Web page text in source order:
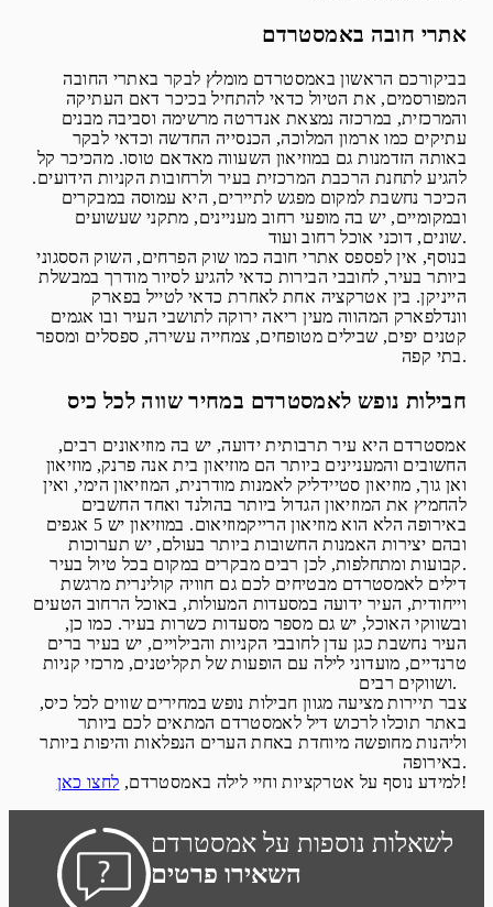
אתרי חובה באמסטרדם
בביקורכם הראשון באמסטרדם מומלץ לבקר באתרי החובה
המפורסמים, את הטיול כדאי להתחיל בכיכר דאם העתיקה
והמרכזית, במרכזה נמצאת אנדרטה מרשימה וסביבה מבנים
עתיקים כמו ארמון המלוכה, הכנסייה החדשה וכדאי לבקר
באותה הזדמנות גם במוזיאון השעווה מאדאם טוסו. מהכיכר קל
להגיע לתחנת הרכבת המרכזית בעיר ולרחובות הקניות הידועים.
הכיכר נחשבת למקום מפגש לתיירים, היא עמוסה במבקרים
ובמקומיים, יש בה מופעי רחוב מעניינים, מתקני שעשועים
שונים, דוכני אוכל רחוב ועוד.
בנוסף, אין לפספס אתרי חובה כמו שוק הפרחים, השוק הססגוני
ביותר בעיר, לחובבי הבירות כדאי להגיע לסיור מודרך במבשלת
הייניקן. בין אטרקציה אחת לאחרת כדאי לטייל בפארק
וונדלפארק המהווה מעין ריאה ירוקה לתושבי העיר ובו אגמים
קטנים יפים, שבילים מטופחים, צמחייה עשירה, ספסלים ומספר
בתי קפה.
חבילות נופש לאמסטרדם במחיר שווה לכל כיס
אמסטרדם היא עיר תרבותית ידועה, יש בה מוזיאונים רבים,
החשובים והמעניינים ביותר הם מוזיאון בית אנה פרנק, מוזיאון
ואן גוך, מוזיאון סטיידליק לאמנות מודרנית, המוזיאון הימי, ואין
להחמיץ את המוזיאון הגדול ביותר בהולנד ואחד החשבים
באירופה הלא הוא מוזיאון הרייקמוזיאום. במוזיאון יש 5 אגפים
ובהם יצירות האמנות החשובות ביותר בעולם, יש תערוכות
קבועות ומתחלפות, לכן רבים מבקרים במקום בכל טיול בעיר.
דילים לאמסטרדם מבטיחים לכם גם חוויה קולינרית מרגשת
וייחודית, העיר ידועה במסעדות המעולות, באוכל הרחוב הטעים
ובשווקי האוכל, יש גם מספר מסעדות כשרות בעיר. כמו כן,
העיר נחשבת כגן עדן לחובבי הקניות והבילויים, יש בעיר ברים
טרנדיים, מועדוני לילה עם הופעות של תקליטנים, מרכזי קניות
ושווקים רבים.
צבר תיירות מציעה מגוון חבילות נופש במחירים שווים לכל כיס,
באתר תוכלו לרכוש דיל לאמסטרדם המתאים לכם ביותר
וליהנות מחופשה מיוחדת באחת הערים הנפלאות והיפות ביותר
באירופה.
למידע נוסף על אטרקציות וחיי לילה באמסטרדם, לחצו כאן !
לשאלות נוספות על אמסטרדם
השאירו פרטים